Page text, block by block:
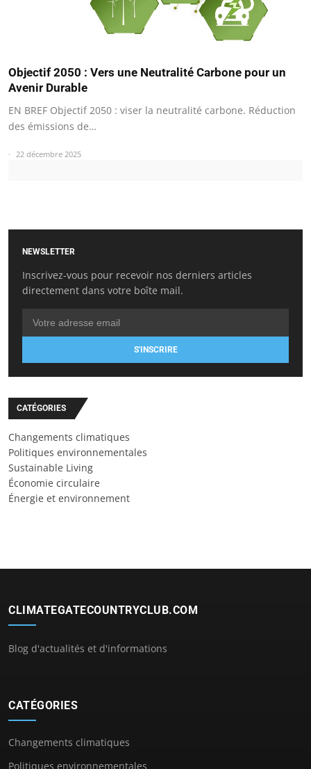
Objectif 2050 : Vers une Neutralité Carbone pour un
Avenir Durable
EN BREF Objectif 2050 : viser la neutralité carbone. Réduction
des émissions de…
22 décembre 2025
NEWSLETTER
Inscrivez-vous pour recevoir nos derniers articles
directement dans votre boîte mail.
S'INSCRIRE
CATÉGORIES
Changements climatiques
Politiques environnementales
Sustainable Living
Économie circulaire
Énergie et environnement
CLIMATEGATECOUNTRYCLUB.COM
Blog d'actualités et d'informations
CATÉGORIES
Changements climatiques
Politiques environnementales